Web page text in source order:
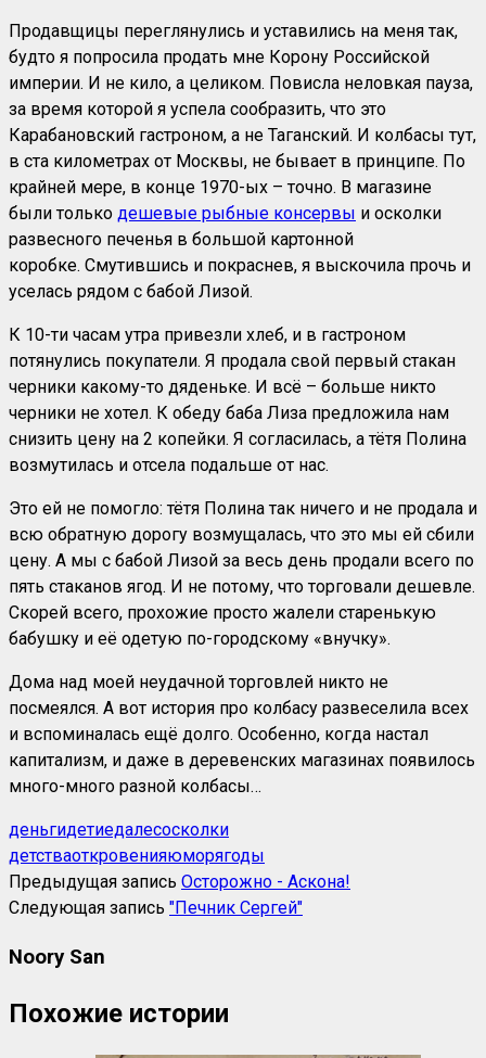
Продавщицы переглянулись и уставились на меня так,
будто я попросила продать мне Корону Российской
империи. И не кило, а целиком. Повисла неловкая пауза,
за время которой я успела сообразить, что это
Карабановский гастроном, а не Таганский. И колбасы тут,
в ста километрах от Москвы, не бывает в принципе. По
крайней мере, в конце 1970-ых – точно. В магазине
были только дешевые рыбные консервы и осколки
развесного печенья в большой картонной
коробке. Смутившись и покраснев, я выскочила прочь и
уселась рядом с бабой Лизой.
К 10-ти часам утра привезли хлеб, и в гастроном
потянулись покупатели. Я продала свой первый стакан
черники какому-то дяденьке. И всё – больше никто
черники не хотел. К обеду баба Лиза предложила нам
снизить цену на 2 копейки. Я согласилась, а тётя Полина
возмутилась и отсела подальше от нас.
Это ей не помогло: тётя Полина так ничего и не продала и
всю обратную дорогу возмущалась, что это мы ей сбили
цену. А мы с бабой Лизой за весь день продали всего по
пять стаканов ягод. И не потому, что торговали дешевле.
Скорей всего, прохожие просто жалели старенькую
бабушку и её одетую по-городскому «внучку».
Дома над моей неудачной торговлей никто не
посмеялся. А вот история про колбасу развеселила всех
и вспоминалась ещё долго. Особенно, когда настал
капитализм, и даже в деревенских магазинах появилось
много-много разной колбасы…
деньгидетиедалесосколки
детстваоткровенияюморягоды
Предыдущая запись Осторожно - Аскона!
Следующая запись "Печник Сергей"
Noory San
Похожие истории